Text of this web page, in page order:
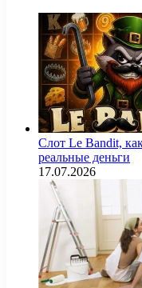
Слот Le Bandit,
реальные деньги
17.07.2026